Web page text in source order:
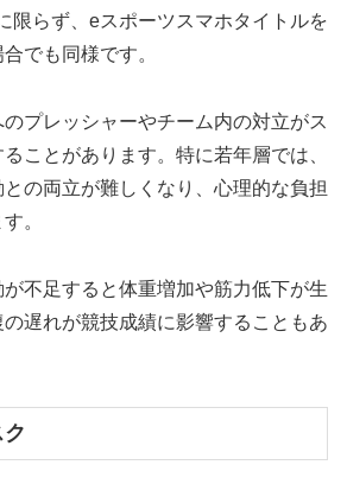
限らず、eスポーツスマホタイトルを
でも同様です。
プレッシャーやチーム内の対立がス
ことがあります。特に若年層では、
の両立が難しくなり、心理的な負担
。
不足すると体重増加や筋力低下が生
遅れが競技成績に影響することもあ